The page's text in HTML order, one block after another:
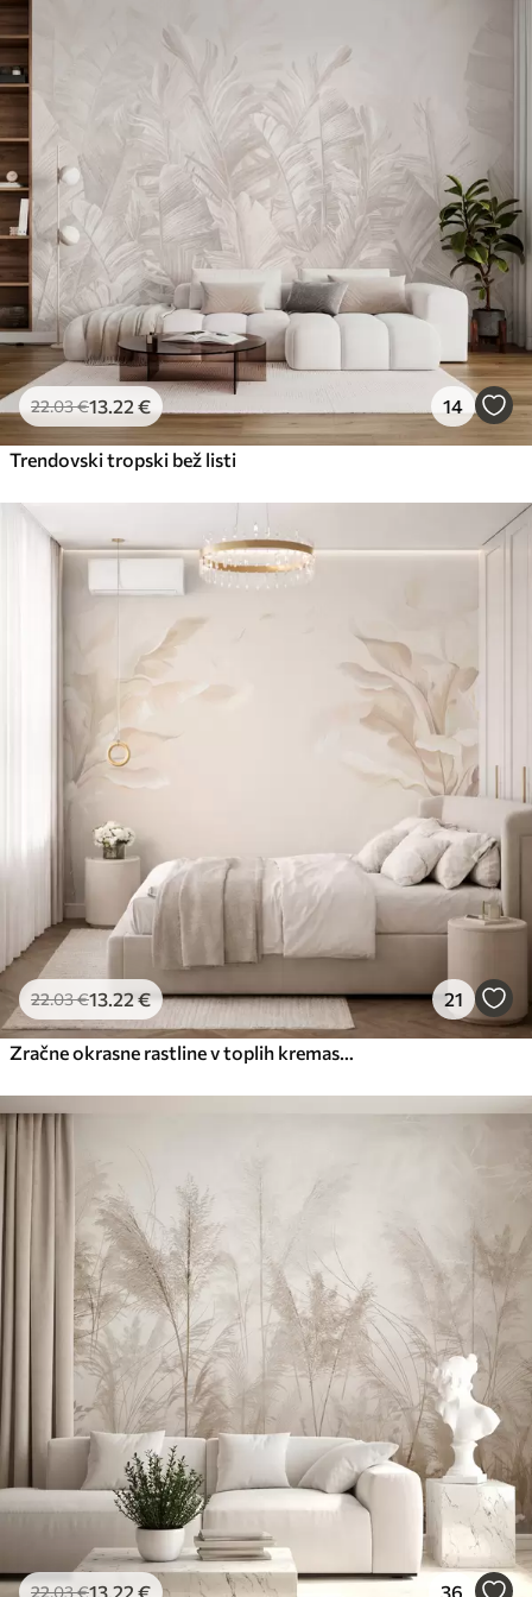
Premium
56.67 .00 €/m²
Premium vinil
65.00 39 .00 €/m²
Peel and Stick
81 .67 49 .00€/m²
22.03€13 .22 € 14
Trendovski tropski bež listi
22.03€13 .22€ 21
22.03€13 .22 € 36